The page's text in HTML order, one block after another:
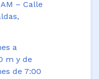
– Calle
a
m y de
de 7:00